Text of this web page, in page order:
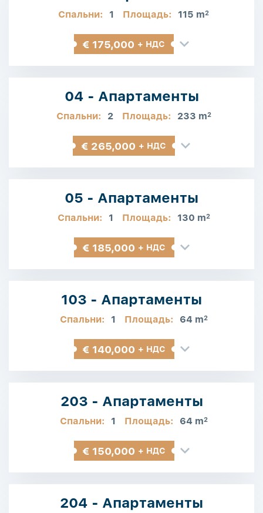
Спальни: 1 Площадь: 115 m2
€ 175,000 + НДС
04 - Апартаменты
Спальни: 2 Площадь: 233 m2
€ 265,000 + НДС
05 - Апартаменты
Спальни: 1 Площадь: 130 m2
€ 185,000 + НДС
103 - Апартаменты
Спальни: 1 Площадь: 64 m2
€ 140,000 + НДС
203 - Апартаменты
Спальни: 1 Площадь: 64 m2
€ 150,000 + НДС
204 - Апартаменты